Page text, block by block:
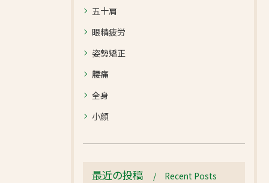
五十肩
眼精疲労
姿勢矯正
腰痛
全身
小顔
最近の投稿 Recent Posts